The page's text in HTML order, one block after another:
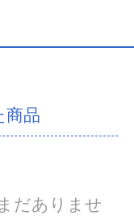
商品
だありませ